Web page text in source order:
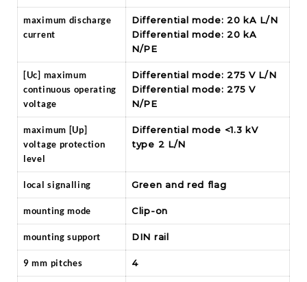
maximum discharge
current
Differential mode: 20 kA L/N
Differential mode: 20 kA
N/PE
[Uc] maximum
continuous operating
voltage
Differential mode: 275 V L/N
Differential mode: 275 V
N/PE
maximum [Up]
voltage protection
level
Differential mode <1.3 kV
type 2 L/N
local signalling Green and red flag
mounting mode Clip-on
mounting support DIN rail
9 mm pitches 4